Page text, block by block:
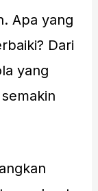
Apa yang
Dari
yang